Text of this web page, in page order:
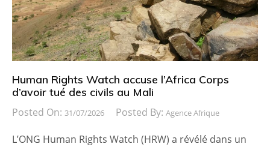
Human Rights Watch accuse l’Africa Corps
d’avoir tué des civils au Mali
Posted On: 31/07/2026 Posted By: Agence Afrique
L’ONG Human Rights Watch (HRW) a révélé dans un